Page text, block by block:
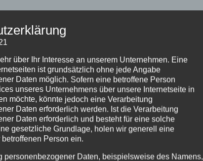
über Ihr Interesse an unserem Unternehmen. Eine
ist grundsätzlich ohne jede Angabe
Daten möglich. Sofern eine betroffene Person
unseres Unternehmens über unsere Internetseite in
möchte, könnte jedoch eine Verarbeitung
Daten erforderlich werden. Ist die Verarbeitung
Daten erforderlich und besteht für eine solche
gesetzliche Grundlage, holen wir generell eine
Person ein.
personenbezogener Daten, beispielsweise des Namens,